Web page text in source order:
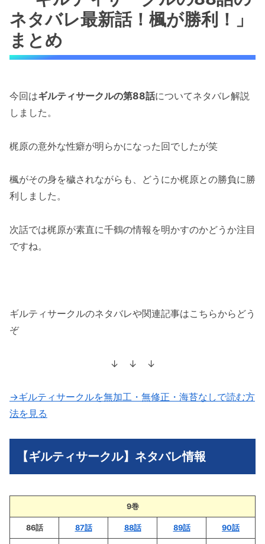
ネタバレ最新話！楓が勝利！」
まとめ
今回はギルティサークルの第88話についてネタバレ解説
しました。
梶原の意外な性癖が明らかになった回でしたが笑
楓がその身を穢されながらも、どうにか梶原との勝負に勝
利しました。
次話では梶原が素直に千鶴の情報を明かすのかどうか注目
ですね。
ギルティサークルのネタバレや関連記事はこちらからどう
ぞ
↓ ↓ ↓
→ギルティサークルを無加工・無修正・海苔なしで読む方
法を見る
【ギルティサークル】ネタバレ情報
9巻
86話 87話 88話 89話 90話